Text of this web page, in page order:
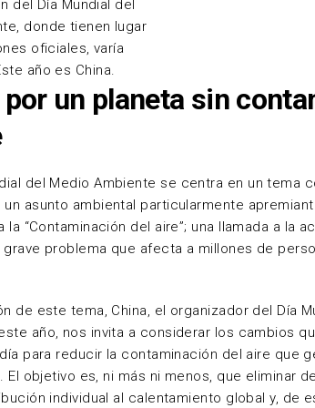
del Día Mundial del
donde tienen lugar
oficiales, varía
año es China.
un planeta sin
del Medio Ambiente se centra en un tema
asunto ambiental particularmente
la “Contaminación del aire”; una llamada a la
grave problema que afecta a millones de
de este tema, China, el organizador del Día
año, nos invita a considerar los cambios
para reducir la contaminación del aire que
El objetivo es, ni más ni menos, que eliminar
individual al calentamiento global y, de